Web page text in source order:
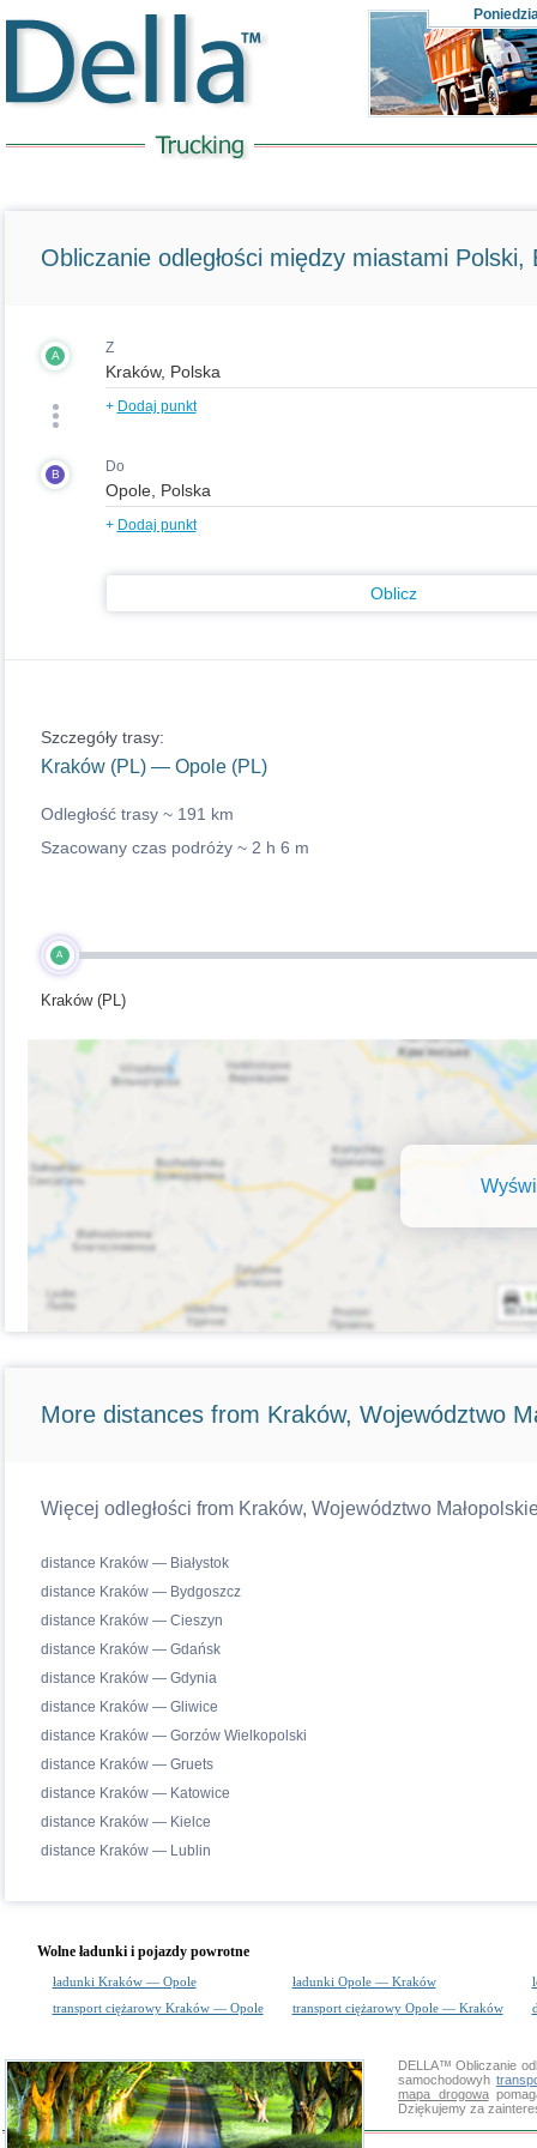
Obliczanie odległości między miastami Polski,
A Z
+ Dodaj punkt
B Do
+ Dodaj punkt
Oblicz
Szczegóły trasy:
Kraków (PL) — Opole (PL)
Odległość trasy ~ 191 km
Szacowany czas podróży ~ 2 h 6 m
A
Kraków (PL)
More distances from Kraków, Województwo
Więcej odległości from Kraków, Województwo
distance Kraków — Białystok
distance Kraków — Bydgoszcz
distance Kraków — Cieszyn
distance Kraków — Gdańsk
distance Kraków — Gdynia
distance Kraków — Gliwice
distance Kraków — Gorzów Wielkopolski
distance Kraków — Gruets
distance Kraków — Katowice
distance Kraków — Kielce
distance Kraków — Lublin
Wolne ładunki i pojazdy powrotne
ładunki Kraków — Opole ładunki Opole — Kraków
transport ciężarowy Kraków — Opole
transport ciężarowy Opole — Kraków
DELLA™Obliczanie
samochodowyh
mapa drogowa
Dziękujemy za